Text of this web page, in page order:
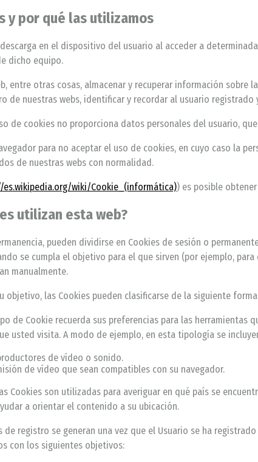
y por qué las utilizamos
en el dispositivo del usuario al acceder a
dicho equipo.
entre otras cosas, almacenar y recuperar información sobre
de nuestras webs, identificar y recordar al usuario
de cookies no proporciona datos personales del usuario,
para no aceptar el uso de cookies, en cuyo caso la
de nuestras webs con normalidad.
wiki/Cookie_(informática)) es posible
utilizan esta web?
pueden dividirse en Cookies de sesión o
se cumpla el objetivo para el que sirven (por ejemplo,
manualmente.
objetivo, las Cookies pueden clasificarse de la siguiente
de Cookie recuerda sus preferencias para las herramientas
usted visita. A modo de ejemplo, en esta tipología se
de vídeo o sonido.
de vídeo que sean compatibles con su navegador.
Cookies son utilizadas para averiguar en qué país se
a orientar el contenido a su ubicación.
de registro se generan una vez que el Usuario se ha
con los siguientes objetivos: